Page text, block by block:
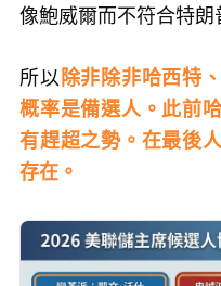
像鮑威爾而不符合特朗
所以除非除非哈西特
概率是備選人。此前
有趕超之勢。在最後
存在。